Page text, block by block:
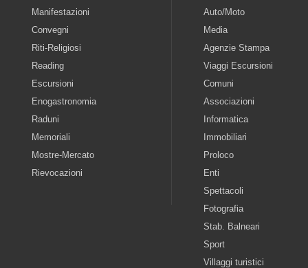
Manifestazioni
Convegni
Riti-Religiosi
Reading
Escursioni
Enogastronomia
Raduni
Memoriali
Mostre-Mercato
Rievocazioni
Auto/Moto
Media
Agenzie Stampa
Viaggi Escursioni
Comuni
Associazioni
Informatica
Immobiliari
Proloco
Enti
Spettacoli
Fotografia
Stab. Balneari
Sport
Villaggi turistici